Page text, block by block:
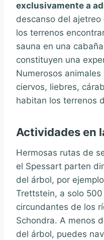
exclusivamente a
descanso del
los terrenos
sauna en una
constituyen una
Numerosos
ciervos, liebres,
habitan los terrenos
Actividades en
Hermosas rutas de
el Spessart parten
del árbol, por
Trettstein, a solo
circundantes de los
Schondra. A menos
del árbol, puedes